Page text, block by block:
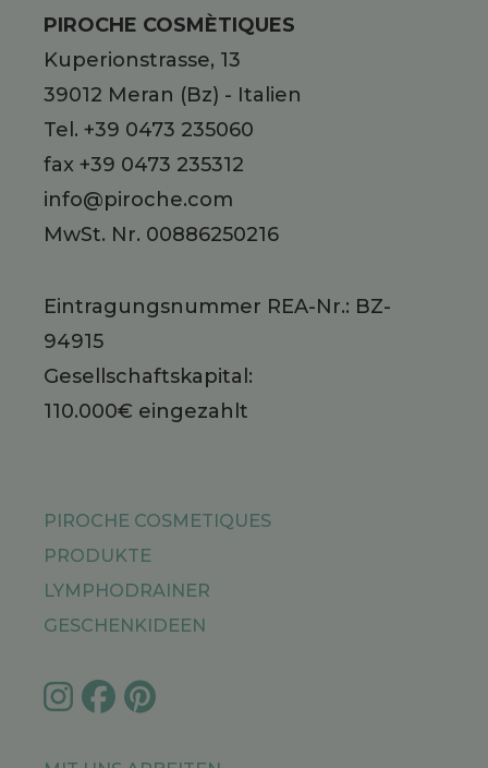
PIROCHE COSMÈTIQUES
Kuperionstrasse, 13
39012 Meran (Bz) - Italien
Tel.+39 0473 235060
fax +39 0473 235312
info@piroche.com
MwSt. Nr. 00886250216
Eintragungsnummer REA-Nr.: BZ-
94915
Gesellschaftskapital:
110.000€ eingezahlt
PIROCHE COSMETIQUES
PRODUKTE
LYMPHODRAINER
GESCHENKIDEEN